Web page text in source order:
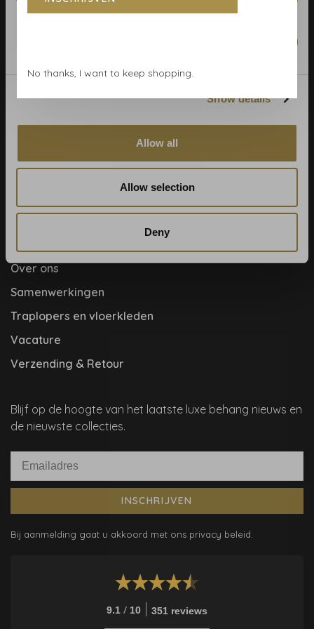
Show details
Allow all
Allow selection
Deny
Algemene voorwaarden
Betaalmethoden
Blog
Contact & adres
Cookie- en privacyverklaring
Disclaimer
Over ons
Samenwerkingen
Traplopers en vloerkleden
Vacature
Verzending & Retour
Blijf op de hoogte van het laatste luxe behang nieuws en
de nieuwste collecties.
INSCHRIJVEN
Bij aanmelding gaat u akkoord met ons privacy beleid.
9.1 / 10 351 reviews
No thanks, I want to keep shopping.